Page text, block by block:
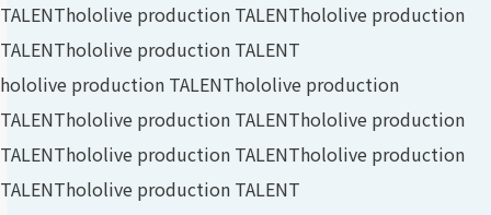
TALENThololive production TALENThololive production
TALENThololive production TALENT
hololive production TALENThololive production
TALENThololive production TALENThololive production
TALENThololive production TALENThololive production
TALENThololive production TALENT